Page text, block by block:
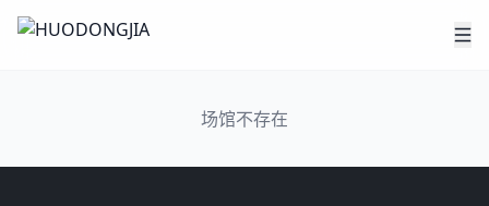
场馆不存在